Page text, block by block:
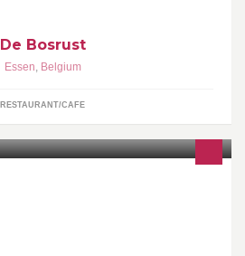
De Bosrust
Essen, Belgium
RESTAURANT/CAFE